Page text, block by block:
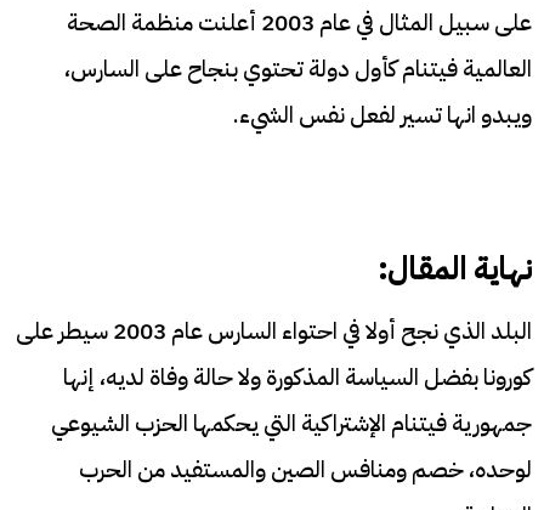
على سبيل المثال في عام 2003 أعلنت منظمة الصحة
العالمية فيتنام كأول دولة تحتوي بنجاح على السارس،
ويبدو انها تسير لفعل نفس الشيء.
نهاية المقال:
البلد الذي نجح أولا في احتواء السارس عام 2003 سيطر على
كورونا بفضل السياسة المذكورة ولا حالة وفاة لديه، إنها
جمهورية فيتنام الإشتراكية التي يحكمها الحزب الشيوعي
لوحده، خصم ومنافس الصين والمستفيد من الحرب